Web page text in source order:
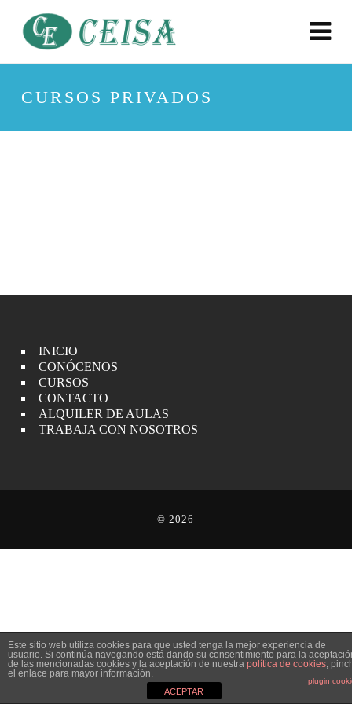
CURSOS PRIVADOS
INICIO
CONÓCENOS
CURSOS
CONTACTO
ALQUILER DE AULAS
TRABAJA CON NOSOTROS
© 2026
Este sitio web utiliza cookies para que usted tenga la mejor experiencia de
usuario. Si continúa navegando está dando su consentimiento para la
de las mencionadas cookies y la aceptación de nuestra política de cookies,
el enlace para mayor información.
plugin
ACEPTAR